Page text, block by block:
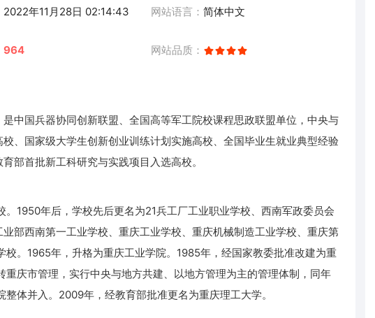
2022年11月28日 02:14:43 网站语言： 简体中文
964 网站品质：
中国兵器协同创新联盟、全国高等军工院校课程思政联盟单位，中央与
、国家级大学生创新创业训练计划实施高校、全国毕业生就业典型经验
部首批新工科研究与实践项目入选高校。
1950年后，学校先后更名为21兵工厂工业职业学校、西南军政委员会
部西南第一工业学校、重庆工业学校、重庆机械制造工业学校、重庆第
。1965年，升格为重庆工业学院。1985年，经国家教委批准改建为重
庆市管理，实行中央与地方共建、以地方管理为主的管理体制，同年
体并入。2009年，经教育部批准更名为重庆理工大学。